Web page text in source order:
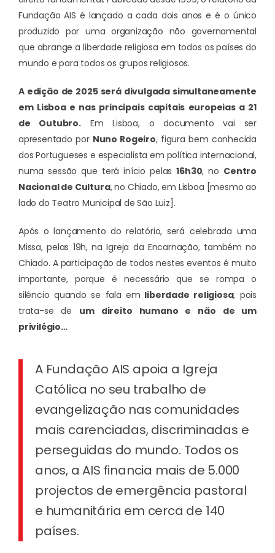
Fundação AIS é lançado a cada dois anos e é o único
produzido por uma organização não governamental
que abrange a liberdade religiosa em todos os países do
mundo e para todos os grupos religiosos.
A edição de 2025 será divulgada simultaneamente
em Lisboa e nas principais capitais europeias a 21
de Outubro.Em Lisboa, o documento vai ser
apresentado por Nuno Rogeiro, figura bem conhecida
dos Portugueses e especialista em política internacional,
numa sessão que terá início pelas16h30, no Centro
Nacional de Cultura, no Chiado, em Lisboa [mesmo ao
lado do Teatro Municipal de São Luiz].
Após o lançamento do relatório, será celebrada uma
Missa, pelas 19h, na Igreja da Encarnação, também no
Chiado. A participação de todos nestes eventos é muito
importante, porque é necessário que se rompa o
silêncio quando se fala em liberdade religiosa, pois
trata-se de um direito humano e não de um
privilégio…
A Fundação AIS apoia a Igreja
Católica no seu trabalho de
evangelização nas comunidades
mais carenciadas, discriminadas e
perseguidas do mundo. Todos os
anos, a AIS financia mais de 5.000
projectos de emergência pastoral
e humanitária em cerca de 140
países.